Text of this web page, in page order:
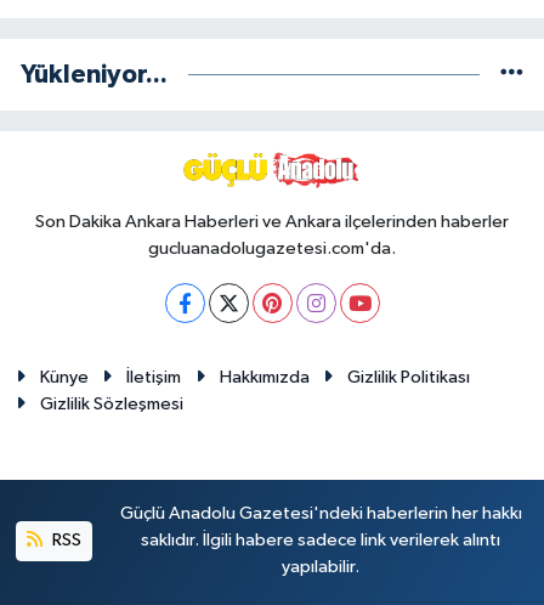
Yükleniyor...
Son Dakika Ankara Haberleri ve Ankara ilçelerinden haberler
gucluanadolugazetesi.com'da.
Künye İletişim Hakkımızda
Gizlilik Politikası
Gizlilik Sözleşmesi
RSS
Güçlü Anadolu Gazetesi'ndeki haberlerin her hakkı
saklıdır. İlgili habere sadece link verilerek alıntı
yapılabilir.